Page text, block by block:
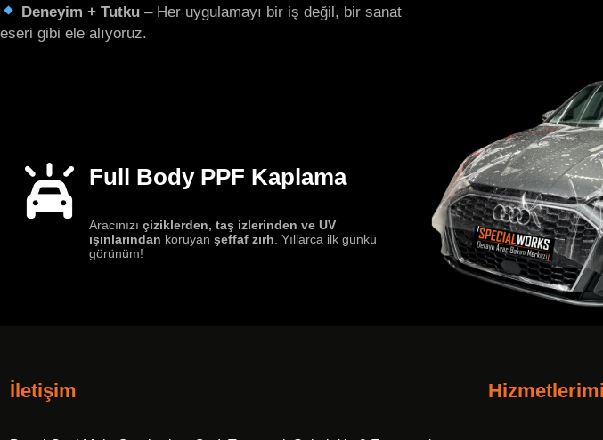
Deneyim + Tutku – Her uygulamayı bir iş değil, bir sanat
eseri gibi ele alıyoruz.
Full Body PPF Kaplama
Aracınızıçiziklerden, taş izlerinden ve UV
ışınlarından koruyanşeffaf zırh . Yıllarca ilk günkü
görünüm!
İletişim